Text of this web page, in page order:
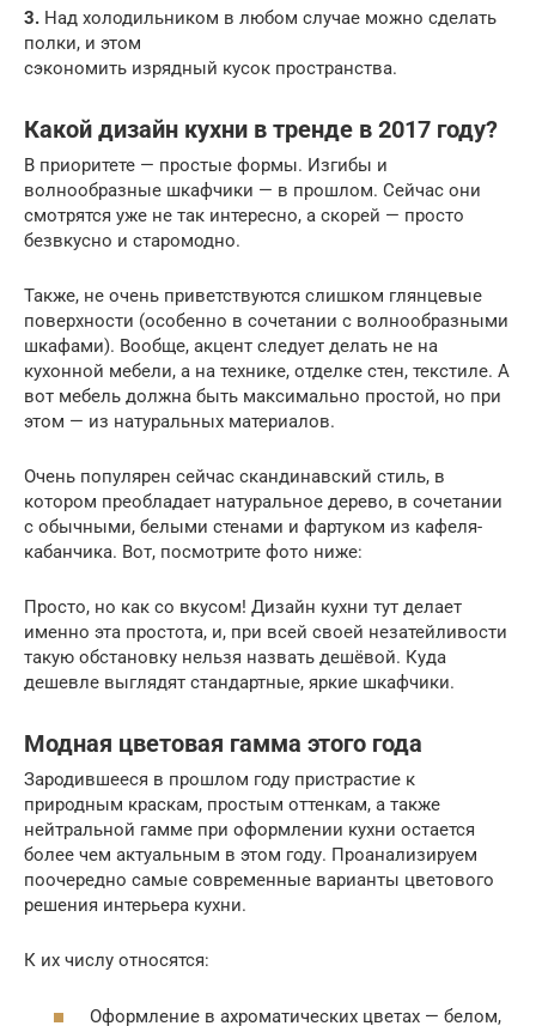
3. Над холодильником в любом случае можно сделать
полки, и этом
сэкономить изрядный кусок пространства.
Какой дизайн кухни в тренде в 2017 году?
В приоритете — простые формы. Изгибы и
волнообразные шкафчики — в прошлом. Сейчас они
смотрятся уже не так интересно, а скорей — просто
безвкусно и старомодно.
Также, не очень приветствуются слишком глянцевые
поверхности (особенно в сочетании с волнообразными
шкафами). Вообще, акцент следует делать не на
кухонной мебели, а на технике, отделке стен, текстиле. А
вот мебель должна быть максимально простой, но при
этом — из натуральных материалов.
Очень популярен сейчас скандинавский стиль, в
котором преобладает натуральное дерево, в сочетании
с обычными, белыми стенами и фартуком из кафеля-
кабанчика. Вот, посмотрите фото ниже:
Просто, но как со вкусом! Дизайн кухни тут делает
именно эта простота, и, при всей своей незатейливости
такую обстановку нельзя назвать дешёвой. Куда
дешевле выглядят стандартные, яркие шкафчики.
Модная цветовая гамма этого года
Зародившееся в прошлом году пристрастие к
природным краскам, простым оттенкам, а также
нейтральной гамме при оформлении кухни остается
более чем актуальным в этом году. Проанализируем
поочередно самые современные варианты цветового
решения интерьера кухни.
К их числу относятся:
Оформление в ахроматических цветах — белом,